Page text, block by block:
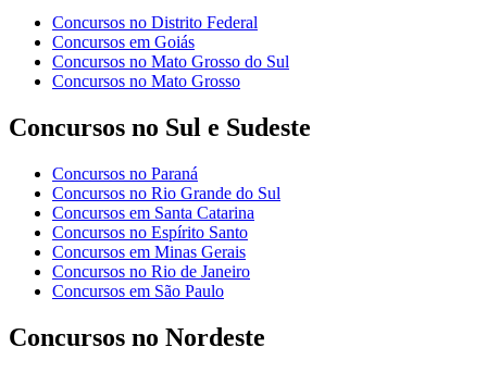
Concursos no Distrito Federal
Concursos em Goiás
Concursos no Mato Grosso do Sul
Concursos no Mato Grosso
Concursos no Sul e Sudeste
Concursos no Paraná
Concursos no Rio Grande do Sul
Concursos em Santa Catarina
Concursos no Espírito Santo
Concursos em Minas Gerais
Concursos no Rio de Janeiro
Concursos em São Paulo
Concursos no Nordeste